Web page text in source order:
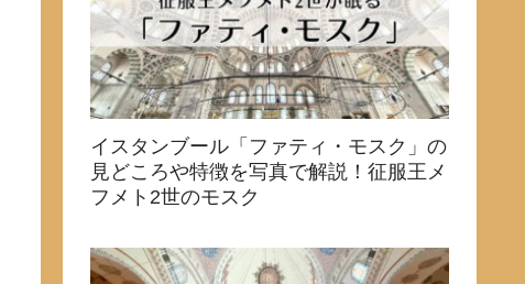
イスタンブール「ファティ・モスク」の
見どころや特徴を写真で解説！征服王メ
フメト2世のモスク